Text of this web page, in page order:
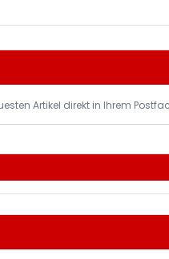
Artikel direkt in Ihrem